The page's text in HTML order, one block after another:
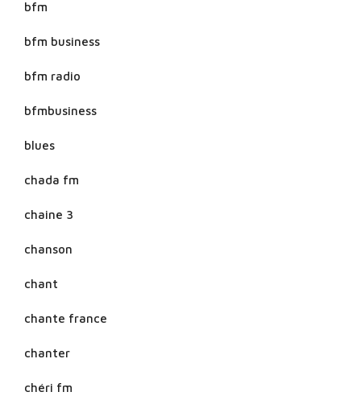
bfm
bfm business
bfm radio
bfmbusiness
blues
chada fm
chaine 3
chanson
chant
chante france
chanter
chéri fm